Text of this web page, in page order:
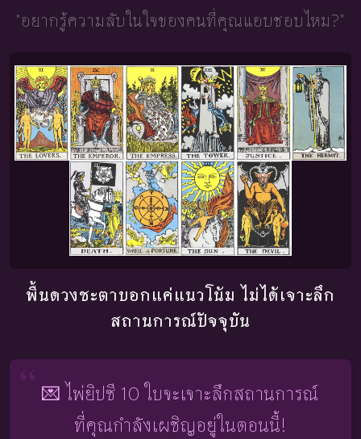
"อยากรู้ความลับในใจของคนที่คุณแอบชอบไหม?"
พื้นดวงชะตาบอกแค่แนวโน้ม ไม่ได้เจาะลึก
สถานการณ์ปัจจุบัน
💌 ไพ่ยิปซี 10 ใบจะเจาะลึกสถานการณ์
ที่คุณกำลังเผชิญอยู่ในตอนนี้!